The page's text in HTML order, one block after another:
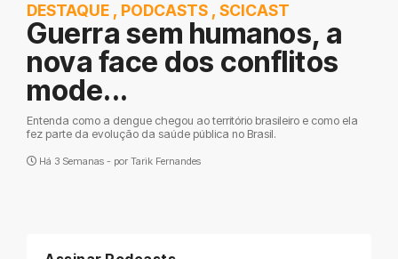
DESTAQUE , PODCASTS , SCICAST
Guerra sem humanos, a
nova face dos conflitos
mode...
Entenda como a dengue chegou ao território brasileiro e como ela
fez parte da evolução da saúde pública no Brasil.
Há 3 Semanas - por Tarik Fernandes